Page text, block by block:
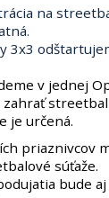
na
3x3
v jednej
zahrať
je určená.
priaznivcov
súťaže.
bude